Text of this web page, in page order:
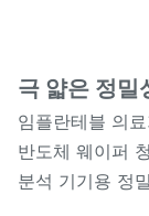
극 얇은 정밀
임플란테블 의
반도체 웨이퍼
분석 기기용 정